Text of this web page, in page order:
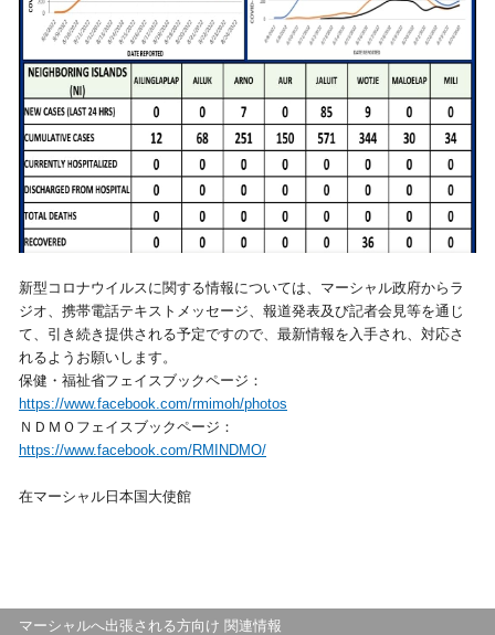
新型コロナウイルスに関する情報については、マーシャル政府からラ
ジオ、携帯電話テキストメッセージ、報道発表及び記者会見等を通じ
て、引き続き提供される予定ですので、最新情報を入手され、対応さ
れるようお願いします。
保健・福祉省フェイスブックページ：
https://www.facebook.com/rmimoh/photos
ＮＤＭＯフェイスブックページ：
https://www.facebook.com/RMINDMO/
在マーシャル日本国大使館
マーシャルへ出張される方向け 関連情報